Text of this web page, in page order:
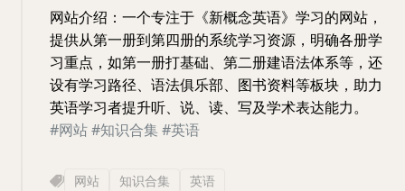
网站介绍：一个专注于《新概念英语》学习的网站，
提供从第一册到第四册的系统学习资源，明确各册学
习重点，如第一册打基础、第二册建语法体系等，还
设有学习路径、语法俱乐部、图书资料等板块，助力
英语学习者提升听、说、读、写及学术表达能力。
#网站#知识合集#英语
网站 知识合集 英语